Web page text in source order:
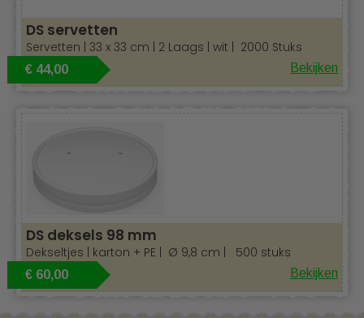
DS servetten
Servetten | 33 x 33 cm | 2 Laags | wit | 2000 Stuks
€ 44,00 Bekijken
DS deksels 98 mm
Dekseltjes | karton + PE | Ø 9,8 cm | 500 stuks
€ 60,00 Bekijken